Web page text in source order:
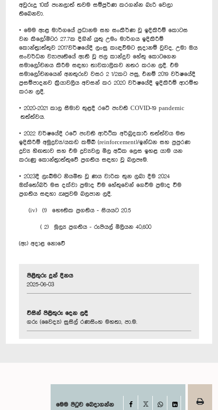
අවුරුදු 10ක් පැනලාත් තවම සම්පූර්ණ කරගන්න බැරි වෙලා
තිබෙනවා.
• මෙම ඇළ මාර්ගයේ ප්‍රධානම සහ සංකීර්ණ වූ ඉදිකිරීම් කොටස
වන කිලෝමීටර 27.7ක දිගින් යුතු උමං මාර්ගය ඉදිකිරීම්
කොන්ත්‍රාත්තුව 2017වර්ෂයේදී ලංසු කැඳවීමට සූදානම් වුවද, උමා ඔය
සංවර්ධන ව්‍යාපෘතියේ ඇති වූ ජල කාන්දුව හේතු කොටගෙන
සමාලෝචනය කිරීම සඳහා තාවකාලිකව නතර කරන ලදී. එම
සමාලෝචනයෙන් අනතුරුව වසර 2 1/2කට පසු, එනම් 2019 වර්ෂයේදී
ප්‍රසම්පාදනව ක්‍රියාවලිය අවසන් කර 2020 වර්ෂයේදී ඉදිකිරීම් ආරම්භ
කරන ලදී.
• 2020-2021 කාල සීමාව තුළදී රටේ පැවති COVID-19 pandemic
තත්ත්වය.
• 2022 වර්ෂයේදී රටේ පැවති ආර්ථික අර්බුදකාරී තත්ත්වය මත
ඉදිකිරීම් අමුද්‍රව්‍ය/යකඩ කම්බි (reinforcement)/ඉන්ධන සහ පුපුරණ
ද්‍රව්‍ය හිඟතාව සහ එම ද්‍රව්‍යවල මිල අධික ලෙස ඉහළ යාම යන
කරුණු කොන්ත්‍රාත්තුවේ ප්‍රගතිය සඳහා වූ බලපෑම.
• 2023දී ලැබීමට නියමිත වූ ණය වාරික තුන ලබා දීම 2024
ඔක්තෝබර් මස දක්වා ප්‍රමාද වීම හේතුවෙන් ගෙවීම ප්‍රමාද වීම
ප්‍රගතිය සඳහා ඍජුවම බලපාන ලදී.
(iv) (1) භෞතික ප්‍රගතිය - සියයට 20.5
( 2) මූල්‍ය ප්‍රගතිය - රුපියල් මිලියන 40,600
(ඇ) අදාළ නොවේ
පිළිතුරු දුන් දිනය
2025-06-03
විසින් පිළිතුරු දෙන ලදී
ගරු (වෛද්‍ය) සුසිල් රණසිංහ මහතා, පා.ම.
මෙම පිටුව බෙදාගන්න Facebook